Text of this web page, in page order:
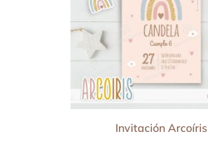
Invitación Arcoíris